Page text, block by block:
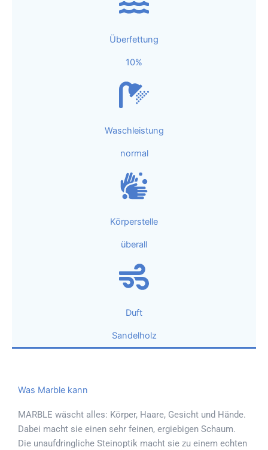
Überfettung
10%
Waschleistung
normal
Körperstelle
überall
Duft
Sandelholz
Was Marble kann
MARBLE wäscht alles: Körper, Haare, Gesicht und Hände.
Dabei macht sie einen sehr feinen, ergiebigen Schaum.
Die unaufdringliche Steinoptik macht sie zu einem echten